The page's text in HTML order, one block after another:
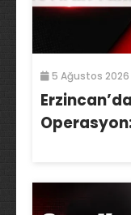
5 Ağustos 2026